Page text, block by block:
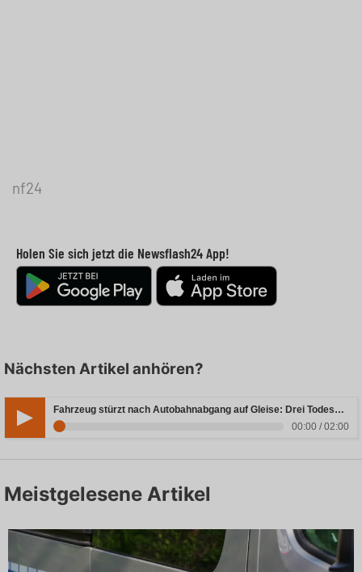
nf24
Holen Sie sich jetzt die Newsflash24 App!
Nächsten Artikel anhören?
Fahrzeug stürzt nach Autobahnabgang auf Gleise: Drei Todesopfer in Bayern
00:00 / 02:00
Meistgelesene Artikel